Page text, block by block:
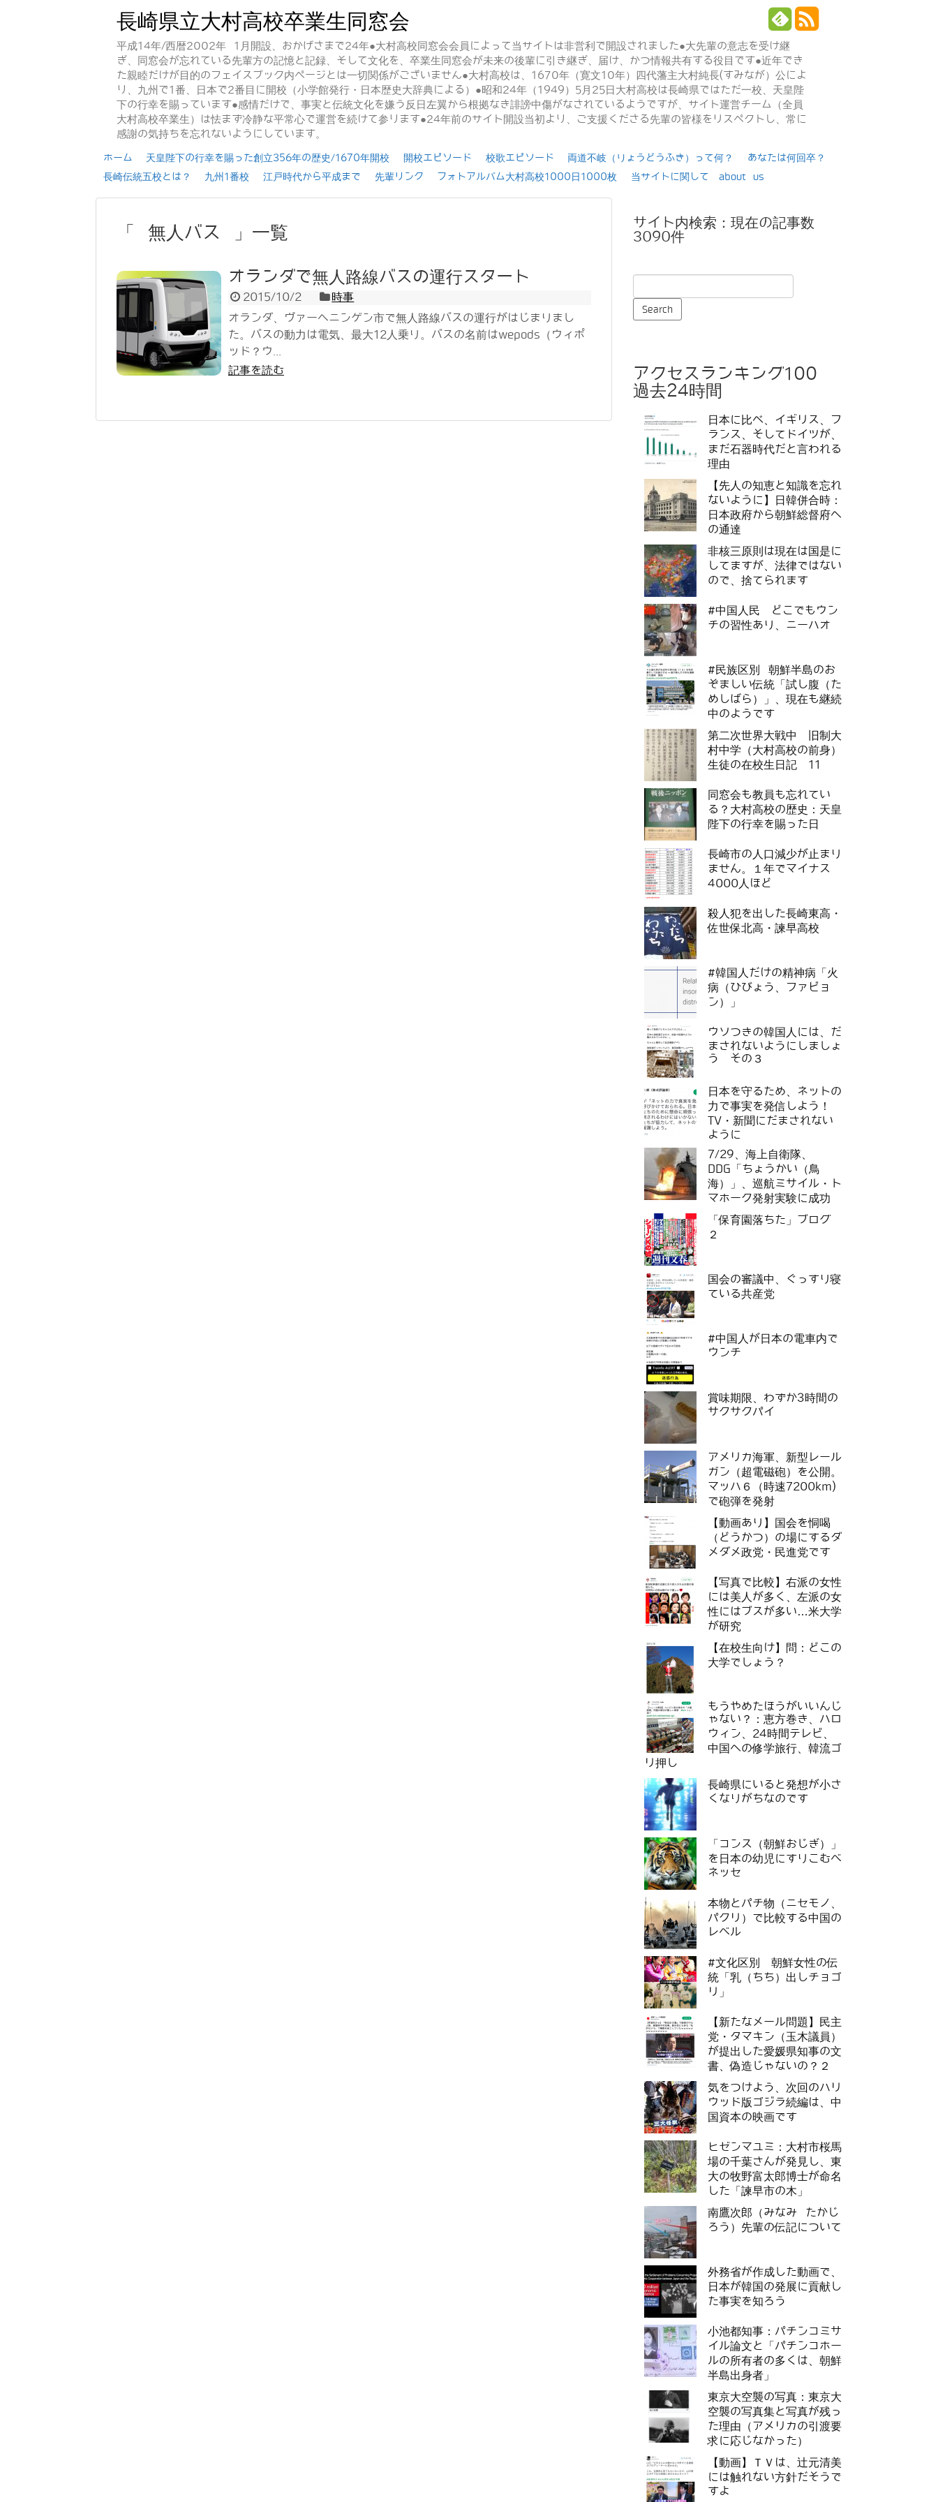
長崎県立大村高校卒業生同窓会
平成14年/西暦2002年 1月開設、おかげさまで24年●大村高校同窓会会員によって当サイトは非営利で開設されました●大先輩の意志を受け継
ぎ、同窓会が忘れている先輩方の記憶と記録、そして文化を、卒業生同窓会が未来の後輩に引き継ぎ、届け、かつ情報共有する役目です●近年でき
た親睦だけが目的のフェイスブック内ページとは一切関係がございません●大村高校は、1670年（寛文10年）四代藩主大村純長(すみなが）公によ
り、九州で1番、日本で2番目に開校（小学館発行・日本歴史大辞典による）●昭和24年（1949）5月25日大村高校は長崎県ではただ一校、天皇陛
下の行幸を賜っています●感情だけで、事実と伝統文化を嫌う反日左翼から根拠なき誹謗中傷がなされているようですが、サイト運営チーム（全員
大村高校卒業生）は怯まず冷静な平常心で運営を続けて参ります●24年前のサイト開設当初より、ご支援くださる先輩の皆様をリスペクトし、常に
感謝の気持ちを忘れないようにしています。
ホーム 天皇陛下の行幸を賜った創立356年の歴史/1670年開校 開校エピソード 校歌エピソード 両道不岐（りょうどうふき）って何？
あなたは何回卒？
長崎伝統五校とは？
九州1番校 江戸時代から平成まで 先輩リンク フォトアルバム大村高校1000日1000枚 当サイトに関して about us
「 無人バス 」一覧
オランダで無人路線バスの運行スタート
2015/10/2
時事
オランダ、ヴァーヘニンゲン市で無人路線バスの運行がはじまりまし
た。バスの動力は電気、最大12人乗り。バスの名前はwepods（ウィポ
ッド？ウ...
記事を読む
サイト内検索：現在の記事数
3090件
アクセスランキング100
過去24時間
日本に比べ、イギリス、フ
ランス、そしてドイツが、
まだ石器時代だと言われる
理由
【先人の知恵と知識を忘れ
ないように】日韓併合時：
日本政府から朝鮮総督府へ
の通達
非核三原則は現在は国是に
してますが、法律ではない
ので、捨てられます
#中国人民 どこでもウン
チの習性あり、ニーハオ
#民族区別 朝鮮半島のお
ぞましい伝統「試し腹（た
めしばら）」、現在も継続
中のようです
第二次世界大戦中 旧制大
村中学（大村高校の前身）
生徒の在校生日記 11
同窓会も教員も忘れてい
る？大村高校の歴史：天皇
陛下の行幸を賜った日
長崎市の人口減少が止まり
ません。１年でマイナス
4000人ほど
殺人犯を出した長崎東高・
佐世保北高・諫早高校
#韓国人だけの精神病「火
病（ひびょう、ファビョ
ン）」
ウソつきの韓国人には、だ
まされないようにしましょ
う その３
日本を守るため、ネットの
力で事実を発信しよう！
TV・新聞にだまされない
ように
7/29、海上自衛隊、
DDG「ちょうかい（鳥
海）」、巡航ミサイル・ト
マホーク発射実験に成功
「保育園落ちた」ブログ
２
国会の審議中、ぐっすり寝
ている共産党
#中国人が日本の電車内で
ウンチ
賞味期限、わずか3時間の
サクサクパイ
アメリカ海軍、新型レール
ガン（超電磁砲）を公開。
マッハ６（時速7200km)
で砲弾を発射
【動画あり】国会を恫喝
（どうかつ）の場にするダ
メダメ政党・民進党です
【写真で比較】右派の女性
には美人が多く、左派の女
性にはブスが多い…米大学
が研究
【在校生向け】問：どこの
大学でしょう？
もうやめたほうがいいんじ
ゃない？：恵方巻き、ハロ
ウィン、24時間テレビ、
中国への修学旅行、韓流ゴ
リ押し
長崎県にいると発想が小さ
くなりがちなのです
「コンス（朝鮮おじぎ）」
を日本の幼児にすりこむベ
ネッセ
本物とパチ物（ニセモノ、
パクリ）で比較する中国の
レベル
#文化区別 朝鮮女性の伝
統「乳（ちち）出しチョゴ
リ」
【新たなメール問題】民主
党・タマキン（玉木議員）
が提出した愛媛県知事の文
書、偽造じゃないの？２
気をつけよう、次回のハリ
ウッド版ゴジラ続編は、中
国資本の映画です
ヒゼンマユミ：大村市桜馬
場の千葉さんが発見し、東
大の牧野富太郎博士が命名
した「諫早市の木」
南鷹次郎（みなみ たかじ
ろう）先輩の伝記について
外務省が作成した動画で、
日本が韓国の発展に貢献し
た事実を知ろう
小池都知事：パチンコミサ
イル論文と「パチンコホー
ルの所有者の多くは、朝鮮
半島出身者」
東京大空襲の写真：東京大
空襲の写真集と写真が残っ
た理由（アメリカの引渡要
求に応じなかった）
【動画】ＴＶは、辻元清美
には触れない方針だそうで
すよ